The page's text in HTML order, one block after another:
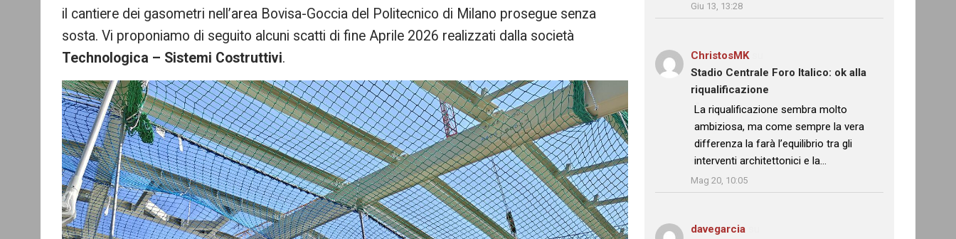
il cantiere dei gasometri nell’area Bovisa-Goccia del Politecnico di Milano prosegue senza
sosta. Vi proponiamo di seguito alcuni scatti di fine Aprile 2026 realizzati dalla società
Technologica – Sistemi Costruttivi.
Giu 13, 13:28
ChristosMKsu
Stadio Centrale Foro Italico: ok alla
riqualificazione
: “La riqualificazione sembra molto
ambiziosa, ma come sempre la vera
differenza la farà l’equilibrio tra gli
interventi architettonici e la…
Mag 20, 10:05
davegarcia